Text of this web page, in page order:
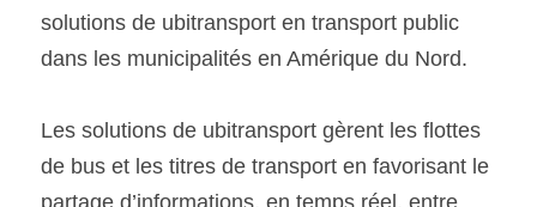
solutions de ubitransport en transport public
dans les municipalités en Amérique du Nord.
Les solutions de ubitransport gèrent les flottes
de bus et les titres de transport en favorisant le
partage d’informations, en temps réel, entre